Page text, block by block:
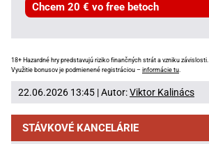
Chcem 20 € vo free betoch
18+ Hazardné hry predstavujú riziko finančných strát a vzniku závislosti.
Využitie bonusov je podmienené registráciou – informácie tu.
22.06.2026 13:45 | Autor:Viktor Kalinács
STÁVKOVÉ KANCELÁRIE